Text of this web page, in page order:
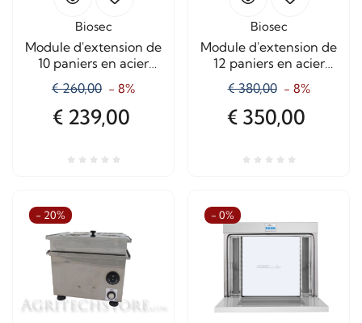
Biosec
Module d'extension de
10 paniers en acier
€ 260,00 - 8%
€ 239,00
Biosec
Module d'extension de
12 paniers en acier
€ 380,00 - 8%
€ 350,00
- 20% - 0%